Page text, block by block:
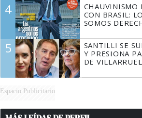
4
CHAUVINISMO
CON BRASIL:
SOMOS
5
SANTILLI SE
Y PRESIONA
DE VILLARRUEL
Espacio Publicitario